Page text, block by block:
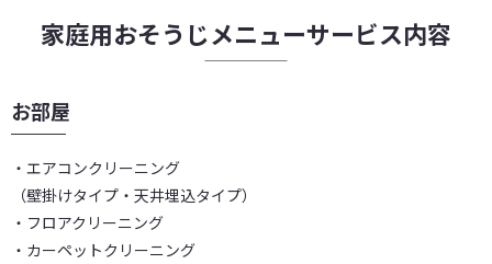
家庭用おそうじメニューサービス内容
お部屋
・エアコンクリーニング
（壁掛けタイプ・天井埋込タイプ）
・フロアクリーニング
・カーペットクリーニング